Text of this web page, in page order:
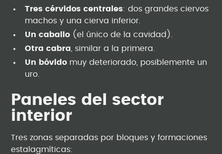
Tres cérvidos centrales: dos grandes ciervos
machos y una cierva inferior.
Un caballo (el único de la cavidad).
Otra cabra , similar a la primera.
Un bóvido muy deteriorado, posiblemente un
uro.
Paneles del sector
interior
Tres zonas separadas por bloques y formaciones
estalagmíticas: